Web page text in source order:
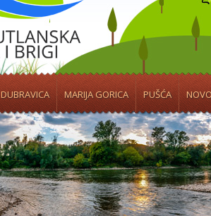
DUBRAVICA MARIJA GORICA PUŠĆA